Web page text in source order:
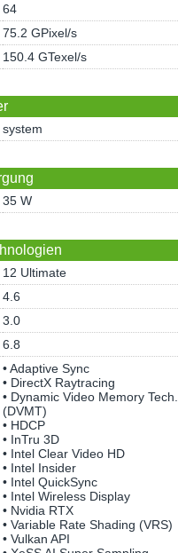
64
75.2 GPixel/s
150.4 GTexel/s
system
35 W
12 Ultimate
4.6
3.0
6.8
• Adaptive Sync
• DirectX Raytracing
• Dynamic Video Memory Tech.
(DVMT)
• HDCP
• InTru 3D
• Intel Clear Video HD
• Intel Insider
• Intel QuickSync
• Intel Wireless Display
• Nvidia RTX
• Variable Rate Shading (VRS)
• Vulkan API